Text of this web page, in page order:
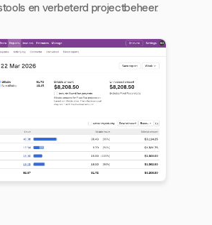
en verbeterd projectbeheer.